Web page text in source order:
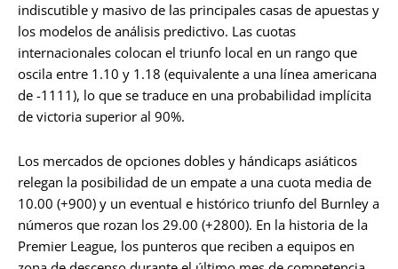
indiscutible y masivo de las principales casas de apuestas y
los modelos de análisis predictivo. Las cuotas
internacionales colocan el triunfo local en un rango que
oscila entre 1.10 y 1.18 (equivalente a una línea americana
de -1111), lo que se traduce en una probabilidad implícita
de victoria superior al 90%.
Los mercados de opciones dobles y hándicaps asiáticos
relegan la posibilidad de un empate a una cuota media de
10.00 (+900) y un eventual e histórico triunfo del Burnley a
números que rozan los 29.00 (+2800). En la historia de la
Premier League, los punteros que reciben a equipos en